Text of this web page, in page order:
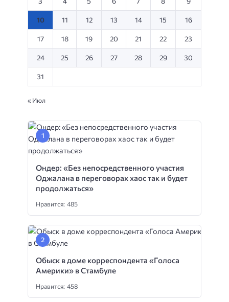
10 11 12 13 14 15 16
17 18 19 20 21 22 23
24 25 26 27 28 29 30
31
« Июл
Ондер: «Без непосредственного участия
Оджалана в переговорах хаос так и будет
продолжаться»
Нравится: 485
Обыск в доме корреспондента «Голоса
Америки» в Стамбуле
Нравится: 458